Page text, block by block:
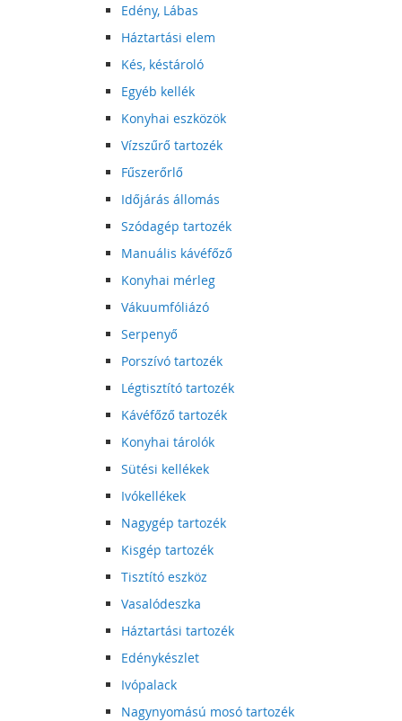
Edény, Lábas
Háztartási elem
Kés, késtároló
Egyéb kellék
Konyhai eszközök
Vízszűrő tartozék
Fűszerőrlő
Időjárás állomás
Szódagép tartozék
Manuális kávéfőző
Konyhai mérleg
Vákuumfóliázó
Serpenyő
Porszívó tartozék
Légtisztító tartozék
Kávéfőző tartozék
Konyhai tárolók
Sütési kellékek
Ivókellékek
Nagygép tartozék
Kisgép tartozék
Tisztító eszköz
Vasalódeszka
Háztartási tartozék
Edénykészlet
Ivópalack
Nagynyomású mosó tartozék